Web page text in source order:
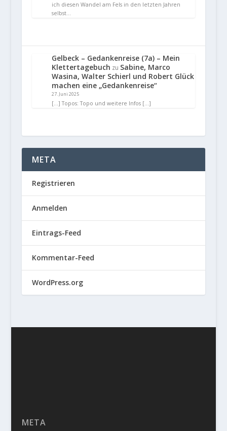
ich diesen Wandel am Fels in den letzten Jahren
selbst…
Gelbeck – Gedankenreise (7a) – Mein
Klettertagebuch zu Sabine, Marco
Wasina, Walter Schierl und Robert Glück
machen eine „Gedankenreise“
27. Juni 2025
[…] Topos: Topo und weitere Infos […]
META
Registrieren
Anmelden
Eintrags-Feed
Kommentar-Feed
WordPress.org
META